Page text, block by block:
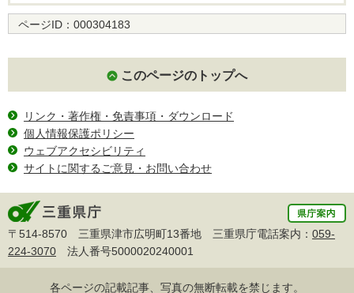
ページID： 000304183
このページのトップへ
リンク・著作権・免責事項・ダウンロード
個人情報保護ポリシー
ウェブアクセシビリティ
サイトに関するご意見・お問い合わせ
〒514-8570 三重県津市広明町13番地 三重県庁電話案内： 059-
224-3070 法人番号5000020240001
各ページの記載記事、写真の無断転載を禁じます。